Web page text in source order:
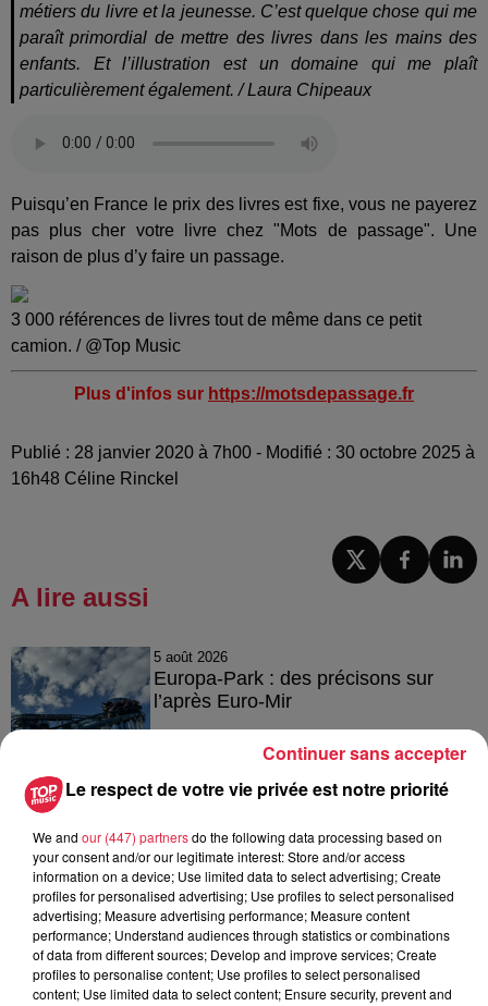
métiers du livre et la jeunesse. C’est quelque chose qui me
paraît primordial de mettre des livres dans les mains des
enfants. Et l’illustration est un domaine qui me plaît
particulièrement également. / Laura Chipeaux
Puisqu’en France le prix des livres est fixe, vous ne payerez
pas plus cher votre livre chez "Mots de passage". Une
raison de plus d’y faire un passage.
3 000 références de livres tout de même dans ce petit
camion. / @Top Music
Plus d'infos sur https://motsdepassage.fr
Publié : 28 janvier 2020 à 7h00 - Modifié : 30 octobre 2025 à
16h48 Céline Rinckel
A lire aussi
5 août 2026
Europa-Park : des précisons sur
l’après Euro-Mir
meilleures adresses pour rouler à...
4 août 2026
Bischheim : disparition d’une
adolescente de 16 ans
Le respect de votre vie privée est notre priorité
We and our (447) partnersdo the following data processing based on
your consent and/or our legitimate interest: Store and/or access
information on a device; Use limited data to select advertising; Create
profiles for personalised advertising; Use profiles to select personalised
advertising; Measure advertising performance; Measure content
performance; Understand audiences through statistics or combinations
of data from different sources; Develop and improve services; Create
profiles to personalise content; Use profiles to select personalised
content; Use limited data to select content; Ensure security, prevent and
Continuer sans accepter